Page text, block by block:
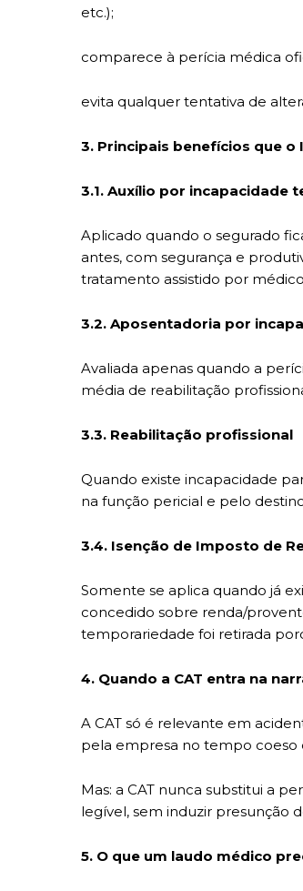
etc.);
comparece à perícia médica
evita qualquer tentativa de
3. Principais benefícios que o
3.1. Auxílio por incapacidade
Aplicado quando o segurado
antes, com segurança e
tratamento assistido por
3.2. Aposentadoria por
Avaliada apenas quando a
média de reabilitação
3.3. Reabilitação profissional
Quando existe incapacidade
na função pericial e pelo
3.4. Isenção de Imposto de
Somente se aplica quando já
concedido sobre renda/
temporariedade foi retirada
4. Quando a CAT entra na
A CAT só é relevante em
pela empresa no tempo coeso
Mas: a CAT nunca substitui a
legível, sem induzir presunção
5. O que um laudo médico